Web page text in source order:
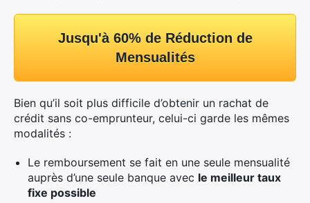
Jusqu'à 60% de Réduction de
Mensualités
Bien qu’il soit plus difficile d’obtenir un rachat de
crédit sans co-emprunteur, celui-ci garde les mêmes
modalités :
Le remboursement se fait en une seule mensualité
auprès d’une seule banque avec le meilleur taux
fixe possible